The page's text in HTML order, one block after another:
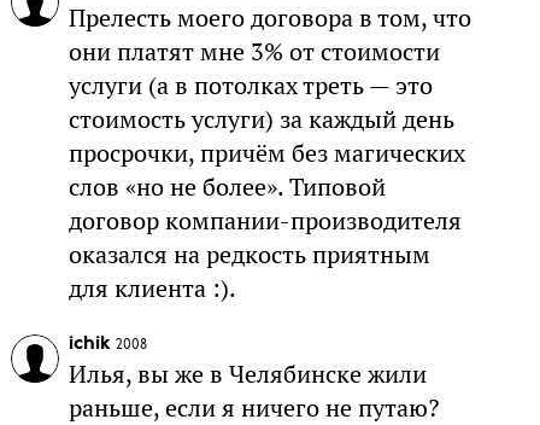
Прелесть моего договора в том, что
они платят мне 3% от стоимости
услуги (а в потолках треть — это
стоимость услуги) за каждый день
просрочки, причём без магических
слов «но не более». Типовой
договор компании-производителя
оказался на редкость приятным
для клиента :).
ichik 2008
Илья, вы же в Челябинске жили
раньше, если я ничего не путаю?